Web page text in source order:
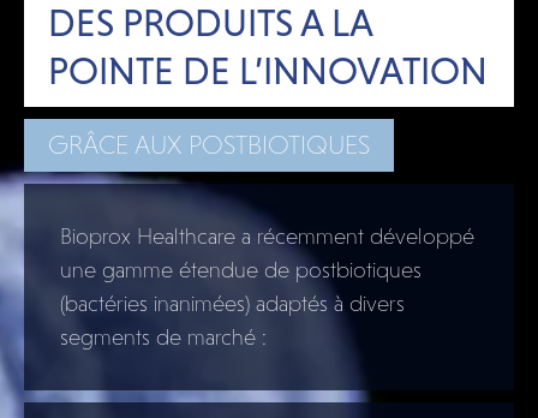
DES PRODUITS A LA
POINTE DE L’INNOVATION
GRÂCE AUX POSTBIOTIQUES
Bioprox Healthcare a récemment développé
une gamme étendue de postbiotiques
(bactéries inanimées) adaptés à divers
segments de marché :